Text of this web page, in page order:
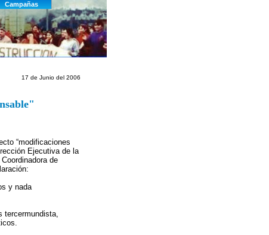
17 de Junio del 2006
“modificaciones
Ejecutiva de la
de
y nada
tercermundista,